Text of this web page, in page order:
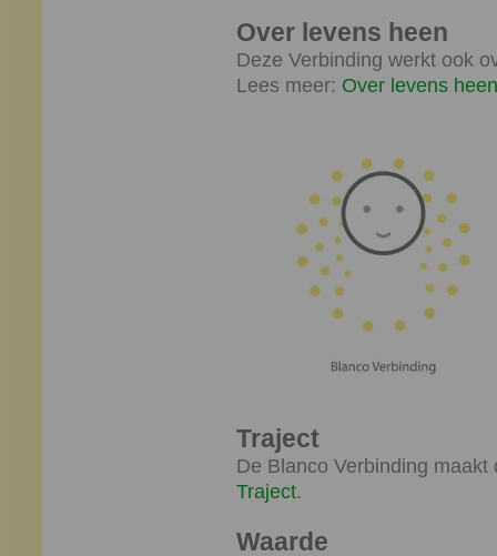
Over levens heen
Deze Verbinding werkt ook
Lees meer: Over levens heen
Traject
De Blanco Verbinding
Traject.
Waarde